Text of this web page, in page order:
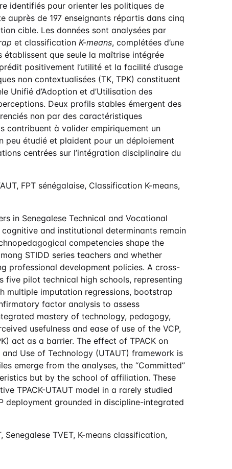
identifiés pour orienter les politiques de
auprès de 197 enseignants répartis dans cinq
cible. Les données sont analysées par
et classification K-means, complétées d’une
que seule la maîtrise intégrée
positivement l’utilité et la facilité d’usage
non contextualisées (TK, TPK) constituent
Unifié d’Adoption et d’Utilisation des
Deux profils stables émergent des
non par des caractéristiques
contribuent à valider empiriquement un
peu étudié et plaident pour un déploiement
centrées sur l’intégration disciplinaire du
FPT sénégalaise, Classification K-means,
in Senegalese Technical and Vocational
and institutional determinants remain
competencies shape the
STIDD series teachers and whether
professional development policies. A cross-
five pilot technical high schools, representing
multiple imputation regressions, bootstrap
factor analysis to assess
mastery of technology, pedagogy,
usefulness and ease of use of the VCP,
act as a barrier. The effect of TPACK on
Use of Technology (UTAUT) framework is
emerge from the analyses, the “Committed”
but by the school of affiliation. These
TPACK-UTAUT model in a rarely studied
grounded in discipline-integrated
TVET, K-means classification,